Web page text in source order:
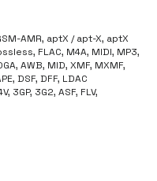
AMR, aptX / apt-X, aptX
FLAC, M4A, MIDI, MP3,
AWB, MID, XMF, MXMF,
DSF, DFF, LDAC
3GP, 3G2, ASF, FLV,